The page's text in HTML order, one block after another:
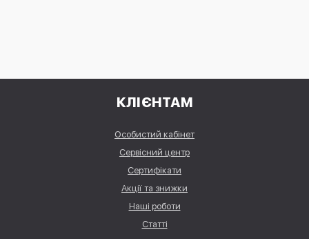
КЛІЄНТАМ
Особистий кабінет
Сервісний центр
Сертифікати
Акції та знижки
Наші роботи
Статті